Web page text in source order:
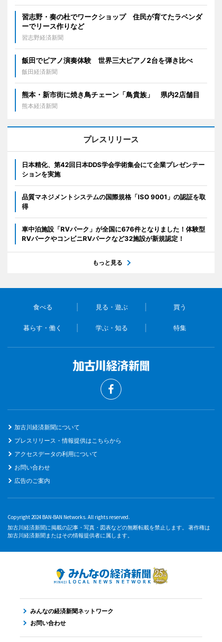
習志野・奏の杜でワークショップ 住民が育てたラベンダ
ーでリース作りなど
習志野経済新聞
飯田でピアノ演奏体験 世界三大ピアノ2台を弾き比べ
飯田経済新聞
熊本・新市街に焼き鳥チェーン「鳥貴族」 県内2店舗目
熊本経済新聞
プレスリリース
日本精化、第42回日本DDS学会学術集会にて企業プレゼンテー
ションを実施
品質マネジメントシステムの国際規格「ISO 9001」の認証を取
得
車中泊施設「RVパーク」が全国に676件となりました！体験型
RVパークやコンビニRVパークなど32施設が新規認定！
もっと見る
食べる 見る・遊ぶ 買う
暮らす・働く 学ぶ・知る 特集
加古川経済新聞について
プレスリリース・情報提供はこちらから
アクセスデータの利用について
お問い合わせ
広告のご案内
Copyright 2024 BAN-BAN Networks. All rights reserved.
加古川経済新聞に掲載の記事・写真・図表などの無断転載を禁止します。 著作権は
加古川経済新聞またはその情報提供者に属します。
みんなの経済新聞ネットワーク
お問い合わせ